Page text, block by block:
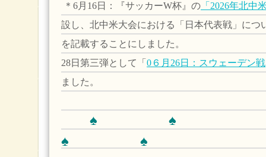
＊6月16日：『サッカーW杯』の 「2026年北中
設し、北中米大会における「日本代表戦」につ
を記載することにしました。
28日第三弾として「 0６月26日：スウェーデン戦
ました。
♠ ♠
♠ ♠